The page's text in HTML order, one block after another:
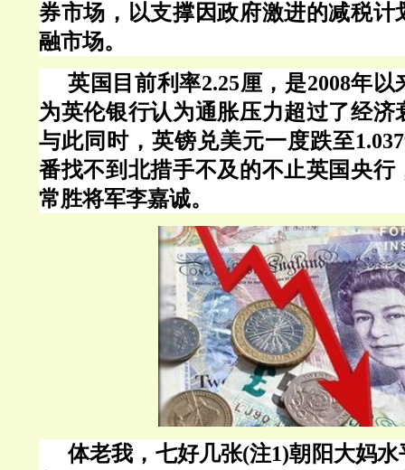
券市场，以支撑因政府激进的减税计
融市场。
英国目前利率2.25厘，是2008年
为英伦银行认为通胀压力超过了经济
与此同时，英镑兑美元一度跌至
番找不到北措手不及的不止英国央行
常胜将军李嘉诚。
体老我，七好几张(注1)朝阳大妈